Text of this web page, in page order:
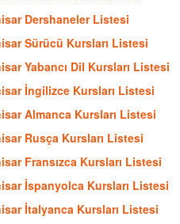
Dershaneler Listesi
Sürücü Kursları Listesi
Yabancı Dil Kursları Listesi
İngilizce Kursları Listesi
Almanca Kursları Listesi
Rusça Kursları Listesi
Fransızca Kursları Listesi
İspanyolca Kursları Listesi
İtalyanca Kursları Listesi